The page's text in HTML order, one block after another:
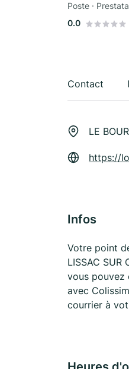
Poste ·
0.0
Contact
LE
https://
Infos
Votre point
LISSAC
vous pouvez
avec
courrier à